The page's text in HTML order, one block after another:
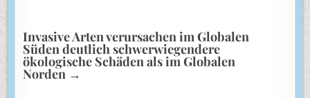
Invasive Arten verursachen im Globalen
Süden deutlich schwerwiegendere
ökologische Schäden als im Globalen
Norden →